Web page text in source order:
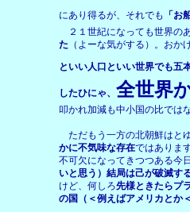
にあり得るが、それでも
「お
２１世紀になっても世界の
た （よーな気がする）。お
といい人口といい世界でも五
したひにゃ、全世界
叩かれ加減も中小国の比では
ただもう一方の北朝鮮はと
かに不気味な存在ではありま
不可欠になってきつつある今
いと思う）結局は己が破滅す
けど、何しろ先様ときたらプ
の国（＜例えばアメリカとか